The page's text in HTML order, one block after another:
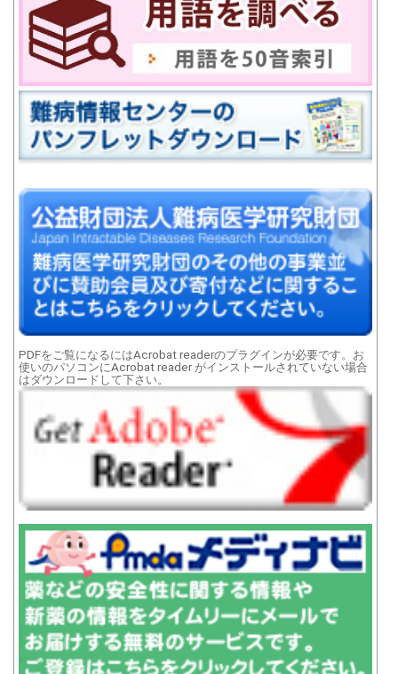
PDFをご覧になるにはAcrobat readerのプラグインが必要です。お
使いのパソコンにAcrobat reader がインストールされていない場合
はダウンロードして下さい。